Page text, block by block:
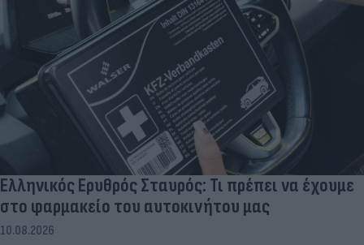
Ελληνικός Ερυθρός Σταυρός: Τι πρέπει να έχουμε
στο φαρμακείο του αυτοκινήτου μας
10.08.2026